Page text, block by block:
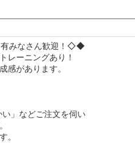
みなさん歓迎！◇◆
レーニングあり！
感があります。
」などご注文を伺い
。